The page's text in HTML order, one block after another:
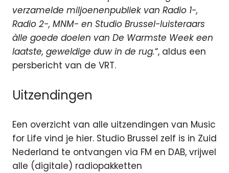
verzamelde miljoenenpubliek van Radio 1-,
Radio 2-, MNM- en Studio Brussel-luisteraars
àlle goede doelen van De Warmste Week een
laatste, geweldige duw in de rug.“, aldus een
persbericht van de VRT.
Uitzendingen
Een overzicht van alle uitzendingen van Music
for Life vind je hier. Studio Brussel zelf is in Zuid
Nederland te ontvangen via FM en DAB, vrijwel
alle (digitale) radiopakketten